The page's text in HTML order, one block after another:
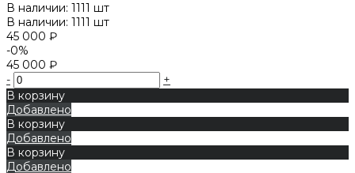
В наличии: 1111 шт
В наличии: 1111 шт
45 000 ₽
-0%
45 000 ₽
-
+
В корзину
Добавлено
В корзину
Добавлено
В корзину
Добавлено